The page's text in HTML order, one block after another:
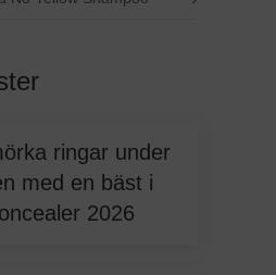
ringar under
med en bäst i
2026